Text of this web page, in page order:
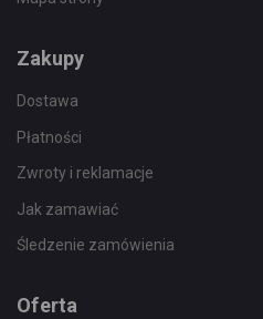
Zakupy
Dostawa
Płatności
Zwroty i reklamacje
Jak zamawiać
Śledzenie zamówienia
Oferta